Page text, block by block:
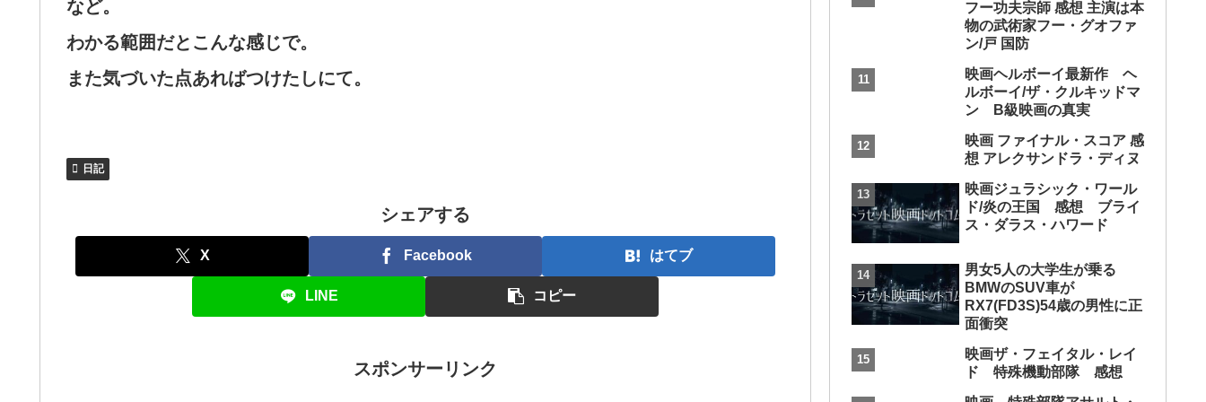
など。
わかる範囲だとこんな感じで。
また気づいた点あればつけたしにて。
日記
シェアする
X Facebook はてブ
LINE コピー
スポンサーリンク
フー功夫宗師 感想 主演は本
物の武術家フー・グオファ
ン/戸 国防
映画ヘルボーイ最新作 ヘ
ルボーイ/ザ・クルキッドマ
ン B級映画の真実
映画 ファイナル・スコア 感
想 アレクサンドラ・ディヌ
映画ジュラシック・ワール
ド/炎の王国 感想 ブライ
ス・ダラス・ハワード
男女5人の大学生が乗る
BMWのSUV車が
RX7(FD3S)54歳の男性に正
面衝突
映画ザ・フェイタル・レイ
ド 特殊機動部隊 感想